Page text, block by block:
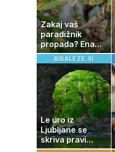
radi
Zakaj vaš
paradižnik
propada? Ena
napaka lahko
uniči rastline –
tako jih rešite
BIBALEZE.SI
Le uro iz
Ljubljane se
skriva pravi
naravni čudež: